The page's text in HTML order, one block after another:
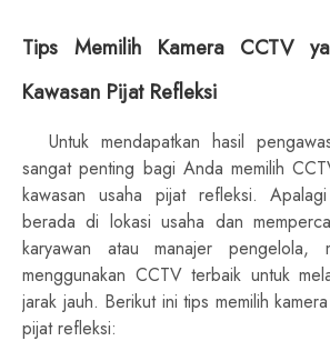
Tips Memilih Kamera CCTV
Kawasan Pijat Refleksi
Untuk mendapatkan hasil
sangat penting bagi Anda memilih
kawasan usaha pijat refleksi.
berada di lokasi usaha dan
karyawan atau manajer pengelola,
menggunakan CCTV terbaik untuk
jarak jauh. Berikut ini tips memilih
pijat refleksi: